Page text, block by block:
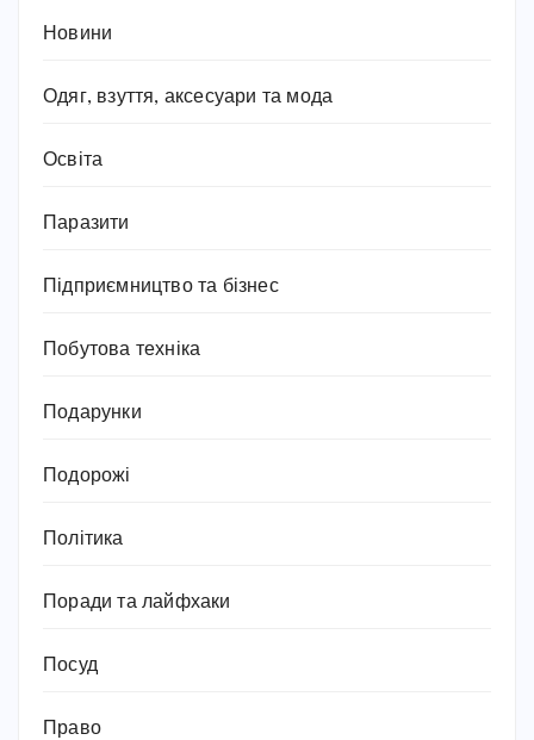
Новини
Одяг, взуття, аксесуари та мода
Освіта
Паразити
Підприємництво та бізнес
Побутова техніка
Подарунки
Подорожі
Політика
Поради та лайфхаки
Посуд
Право